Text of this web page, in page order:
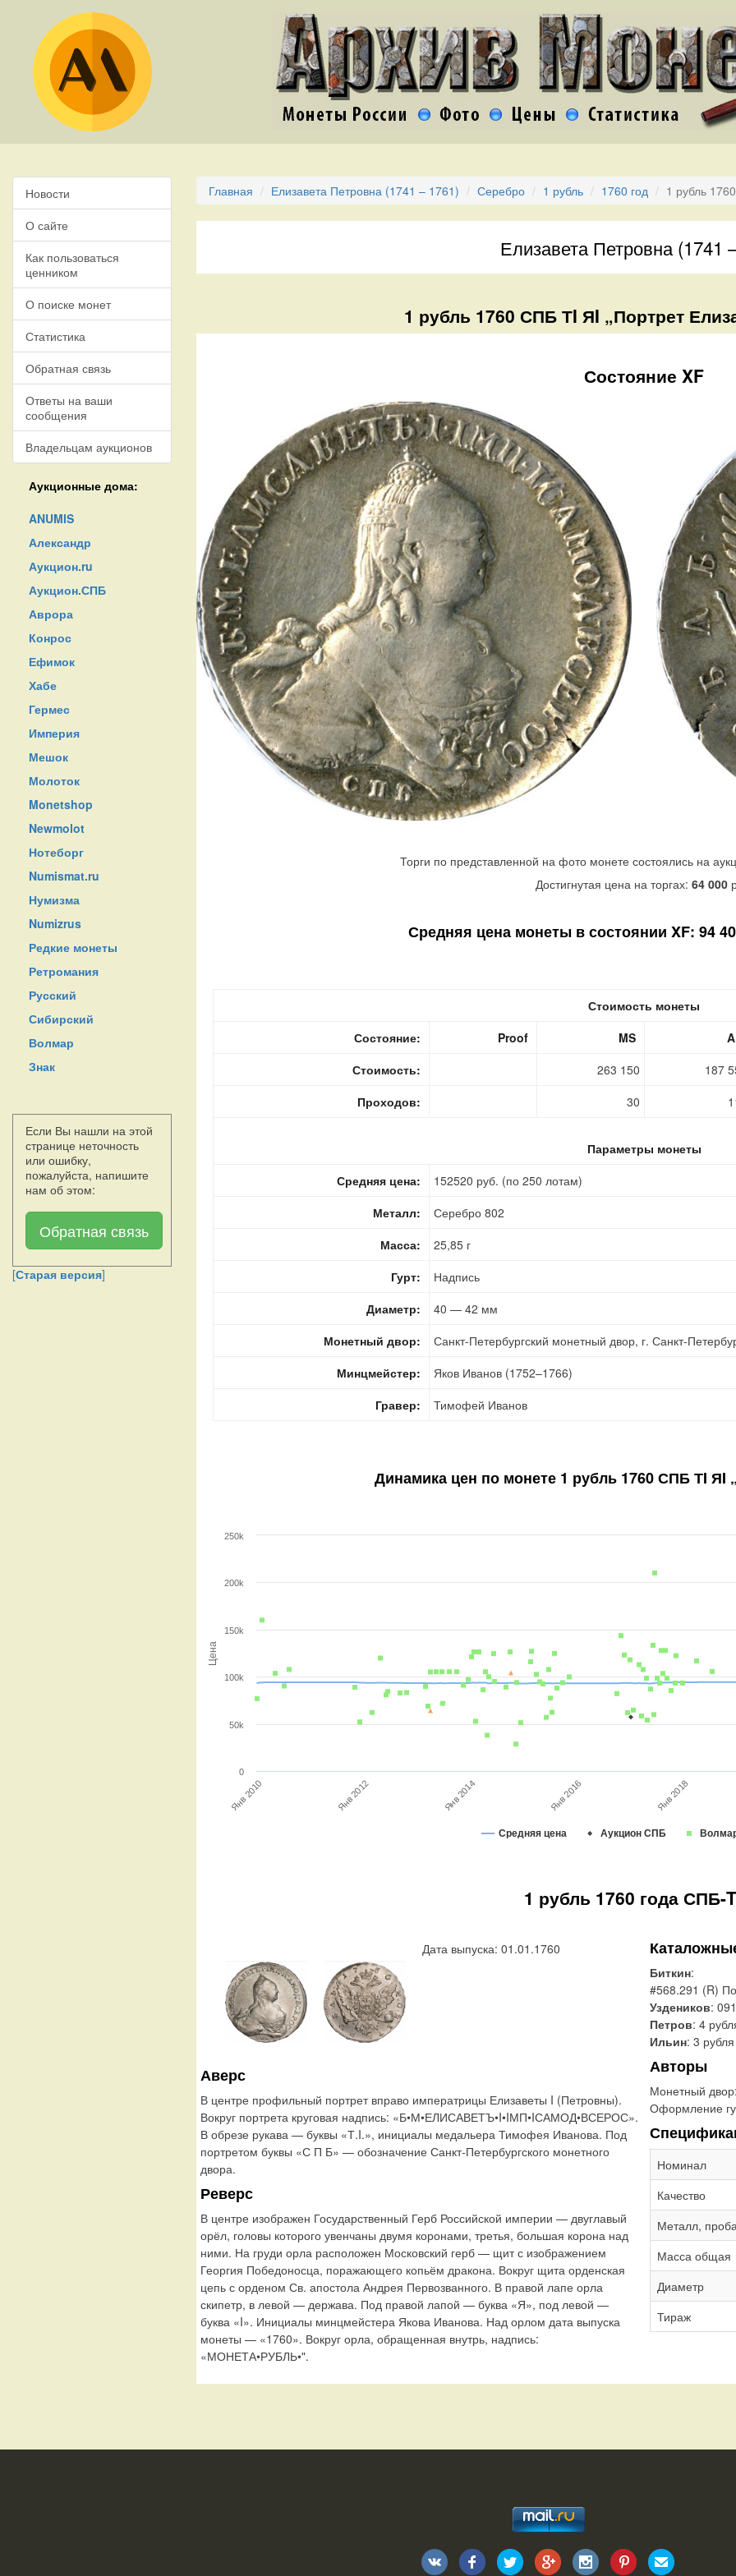
Новости
О сайте
Как пользоваться
ценником
О поиске монет
Статистика
Обратная связь
Ответы на ваши
сообщения
Владельцам аукционов
Аукционные дома:
ANUMIS
Александр
Аукцион.ru
Аукцион.СПБ
Аврора
Конрос
Ефимок
Хабе
Гермес
Империя
Мешок
Молоток
Monetshop
Newmolot
Нотеборг
Numismat.ru
Нумизма
Numizrus
Редкие монеты
Ретромания
Русский
Сибирский
Волмар
Знак
Если Вы нашли на этой
странице неточность
или ошибку,
пожалуйста, напишите
нам об этом:
Обратная связь
[Старая версия]
Главная Елизавета Петровна (1741 – 1761) Серебро 1 рубль 1760 год 1 рубль
Елизавета Петровна (1741
1 рубль 1760 СПБ ТI ЯI „Портрет
Состояние XF
Торги по представленной на фото монете состоялись на
Достигнутая цена на торгах: 64 000
Средняя цена монеты в состоянии XF: 94
Стоимость монеты
Состояние:
Proof MS
Стоимость:
263 150
187
Проходов:
30
Параметры монеты
Средняя цена:
152520 руб. (по 250 лотам)
Металл:
Серебро 802
Масса:
25,85 г
Гурт:
Надпись
Диаметр:
40 — 42 мм
Монетный двор:
Санкт-Петербургский монетный двор, г. Санкт-
Минцмейстер:
Яков Иванов (1752–1766)
Гравер:
Тимофей Иванов
Динамика цен по монете 1 рубль 1760 СПБ ТI ЯI
Цена
Средняя цена Аукцион СПБ
Янв 2010 Янв 2012 Янв 2014 Янв 2016 Янв 2018
0
50k
100k
150k
200k
250k
1 рубль 1760 года СПБ-
Дата выпуска: 01.01.1760
Аверс
В центре профильный портрет вправо императрицы Елизаветы I (Петровны).
Вокруг портрета круговая надпись: «Б•М•ЕЛИСАВЕТЪ•I•IМП•IСАМОД•ВСЕРОС».
В обрезе рукава — буквы «Т.I.», инициалы медальера Тимофея Иванова. Под
портретом буквы «С П Б» — обозначение Санкт-Петербургского монетного
двора.
Реверс
В центре изображен Государственный Герб Российской империи — двуглавый
орёл, головы которого увенчаны двумя коронами, третья, большая корона над
ними. На груди орла расположен Московский герб — щит с изображением
Георгия Победоносца, поражающего копьём дракона. Вокруг щита орденская
цепь с орденом Св. апостола Андрея Первозванного. В правой лапе орла
скипетр, в левой — держава. Под правой лапой — буква «Я», под левой —
буква «I». Инициалы минцмейстера Якова Иванова. Над орлом дата выпуска
монеты — «1760». Вокруг орла, обращенная внутрь, надпись:
«МОНЕТА•РУБЛЬ•".
Биткин:
#568.291 (R)
Уздеников:
Петров: 4
Ильин: 3 рубля
Авторы
Монетный
Оформление
Номинал
Качество
Металл,
Масса общая
Диаметр
Тираж